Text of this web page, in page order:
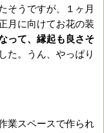
そうですが、１ヶ月
月に向けてお花の装
って、縁起も良さそ
た。うん、やっぱり
業スペースで作られ